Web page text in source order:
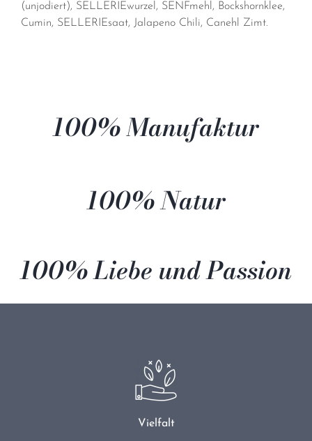
(unjodiert), SELLERIEwurzel, SENFmehl, Bockshornklee,
Cumin, SELLERIEsaat, Jalapeno Chili, Canehl Zimt.
100% Manufaktur
100% Natur
100% Liebe und Passion
Vielfalt